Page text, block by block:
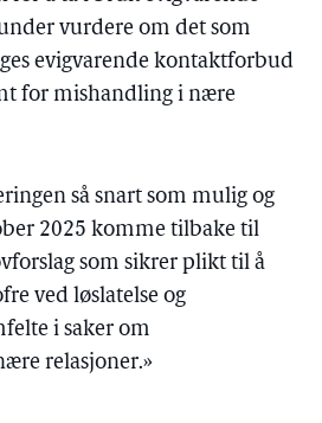
vurdere om det som
evigvarende kontaktforbud
for mishandling i nære
så snart som mulig og
2025 komme tilbake til
som sikrer plikt til å
ved løslatelse og
i saker om
relasjoner.»